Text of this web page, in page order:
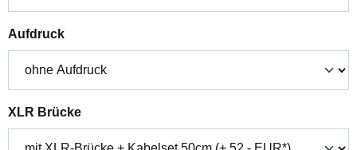
Aufdruckauswählen
XLR Brückeauswählen